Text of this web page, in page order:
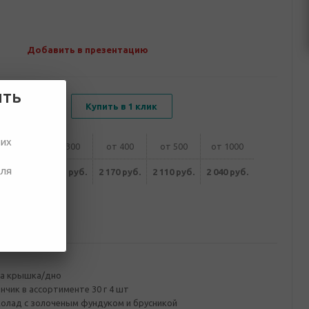
Добавить в презентацию
Купить в 1 клик
200 от 300 от 400 от 500 от 1000
руб. 2 230 руб. 2 170 руб. 2 110 руб. 2 040 руб.
крышка/дно
в ассортименте 30 г 4 шт
с золоченым фундуком и брусникой